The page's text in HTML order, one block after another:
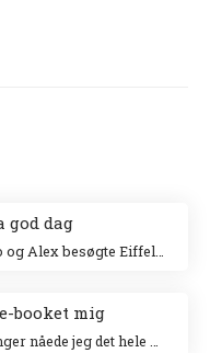
god dag
booket mig